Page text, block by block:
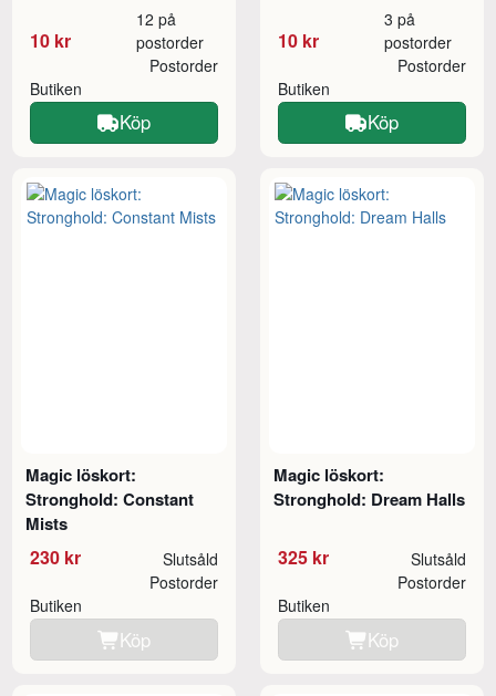
10 kr
12 på
postorder
Butiken
Postorder
Köp
10 kr
3 på
postorder
Butiken
Postorder
Köp
Magic löskort:
Stronghold: Constant
Mists
230 kr Slutsåld
Butiken
Postorder
Köp
Magic löskort:
Stronghold: Dream Halls
325 kr Slutsåld
Butiken
Postorder
Köp